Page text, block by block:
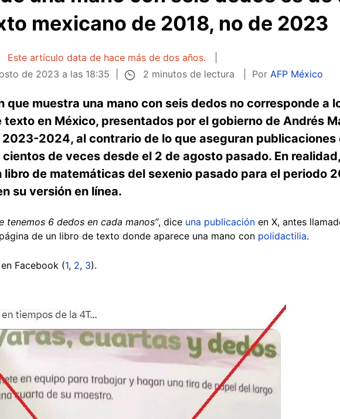
mexicano de 2018, no de 2023
Este artículo data de hace más de dos años.
de 2023 a las 18:35 2 minutos de lectura Por AFP México
que muestra una mano con seis dedos no corresponde a
en México, presentados por el gobierno de Andrés
2024, al contrario de lo que aseguran publicaciones
de veces desde el 2 de agosto pasado. En
de matemáticas del sexenio pasado para el periodo
su versión en línea.
tenemos 6 dedos en cada manos”, dice una publicación en X, antes
de un libro de texto donde aparece una mano con polidactilia.
Facebook (1, 2, 3).